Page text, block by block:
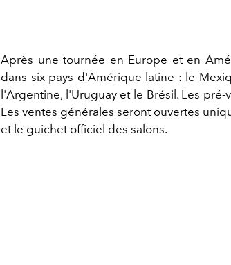
Après une tournée en Europe et en
dans six pays d'Amérique latine : le
l'Argentine, l'Uruguay et le Brésil. Les
Les ventes générales seront ouvertes
et le guichet officiel des salons.